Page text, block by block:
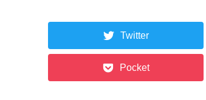
Twitter
Pocket